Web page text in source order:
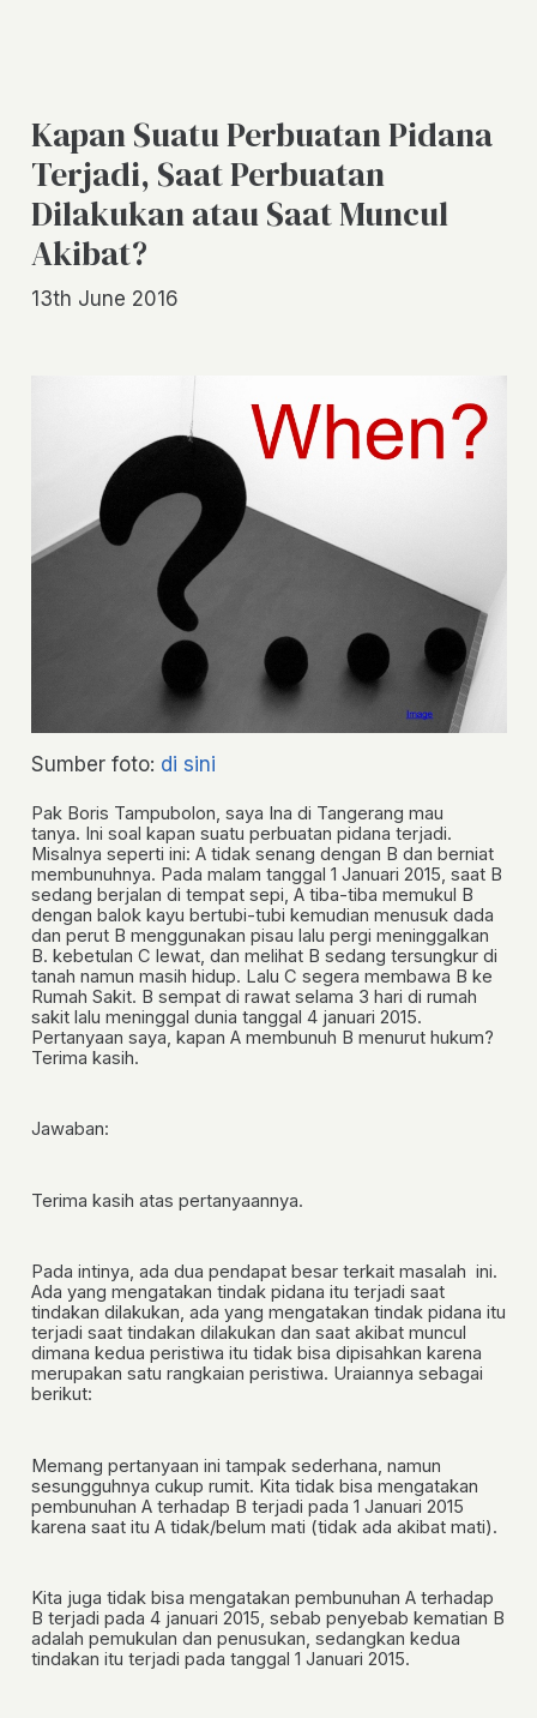
Kapan Suatu Perbuatan Pidana
Terjadi, Saat Perbuatan
Dilakukan atau Saat Muncul
Akibat?
13th June 2016
Sumber foto: di sini
Pak Boris Tampubolon, saya Ina di Tangerang mau
tanya. Ini soal kapan suatu perbuatan pidana terjadi.
Misalnya seperti ini: A tidak senang dengan B­­ dan berniat
membunuhnya. Pada malam tanggal 1 Januari 2015, saat B
sedang berjalan di tempat sepi, A tiba-tiba memukul B
dengan balok kayu bertubi-tubi kemudian menusuk dada
dan perut B menggunakan pisau lalu pergi meninggalkan
B. kebetulan C lewat, dan melihat B sedang tersungkur di
tanah namun masih hidup. Lalu C segera membawa B ke
Rumah Sakit. B sempat di rawat selama 3 hari di rumah
sakit lalu meninggal dunia tanggal 4 januari 2015.
Pertanyaan saya, kapan A membunuh B menurut hukum?
Terima kasih.
Jawaban:
Terima kasih atas pertanyaannya.
Pada intinya, ada dua pendapat besar terkait masalah ini.
Ada yang mengatakan tindak pidana itu terjadi saat
tindakan dilakukan, ada yang mengatakan tindak pidana itu
terjadi saat tindakan dilakukan dan saat akibat muncul
dimana kedua peristiwa itu tidak bisa dipisahkan karena
merupakan satu rangkaian peristiwa. Uraiannya sebagai
berikut:
Memang pertanyaan ini tampak sederhana, namun
sesungguhnya cukup rumit. Kita tidak bisa mengatakan
pembunuhan A terhadap B terjadi pada 1 Januari 2015
karena saat itu A tidak/belum mati (tidak ada akibat mati).
Kita juga tidak bisa mengatakan pembunuhan A terhadap
B terjadi pada 4 januari 2015, sebab penyebab kematian B
adalah pemukulan dan penusukan, sedangkan kedua
tindakan itu terjadi pada tanggal 1 Januari 2015.